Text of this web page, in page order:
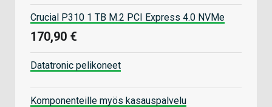
Crucial P310 1 TB M.2 PCI Express 4.0 NVMe
170,90 €
Datatronic pelikoneet
Komponenteille myös kasauspalvelu